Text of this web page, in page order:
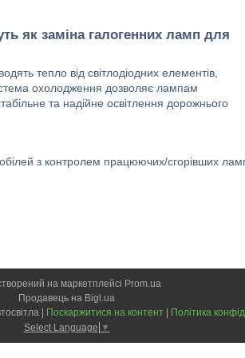
як заміна галогенних ламп для
тепло від світлодіодних елементів,
охолодження дозволяє лампам
та надійне освітлення дорожнього
з контролем працюючих/сгорівших
на маркетплейсі Prom.ua
Продавець на Bigl.ua
Поскаржитися на контент
Політика
Select Language ▼